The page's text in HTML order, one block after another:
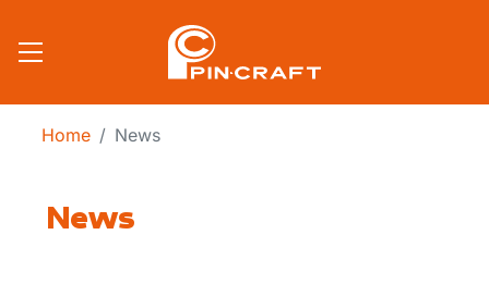
Home News
News